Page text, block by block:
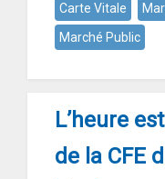
Carte Vitale
Marché Public
L’heure
de la CFE